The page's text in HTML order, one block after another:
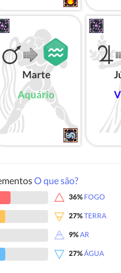
Marte
Aquário
O que são?
36% FOGO
27%TERRA
9%AR
27%ÁGUA